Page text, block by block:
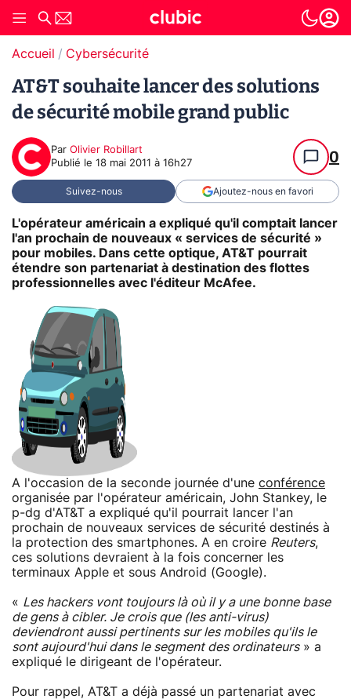
Accueil Cybersécurité
AT&T souhaite lancer des solutions
de sécurité mobile grand public
Par Olivier Robillart
Publié le 18 mai 2011 à 16h27 0
Suivez-nous Ajoutez-nous en favori
L'opérateur américain a expliqué qu'il comptait lancer
l'an prochain de nouveaux « services de sécurité »
pour mobiles. Dans cette optique, AT&T pourrait
étendre son partenariat à destination des flottes
professionnelles avec l'éditeur McAfee.
A l'occasion de la seconde journée d'une conférence
organisée par l'opérateur américain, John Stankey, le
p-dg d'AT&T a expliqué qu'il pourrait lancer l'an
prochain de nouveaux services de sécurité destinés à
la protection des smartphones. A en croire Reuters,
ces solutions devraient à la fois concerner les
terminaux Apple et sous Android (Google).
« Les hackers vont toujours là où il y a une bonne base
de gens à cibler. Je crois que (les anti-virus)
deviendront aussi pertinents sur les mobiles qu'ils le
sont aujourd'hui dans le segment des ordinateurs» a
expliqué le dirigeant de l'opérateur.
Pour rappel, AT&T a déjà passé un partenariat avec